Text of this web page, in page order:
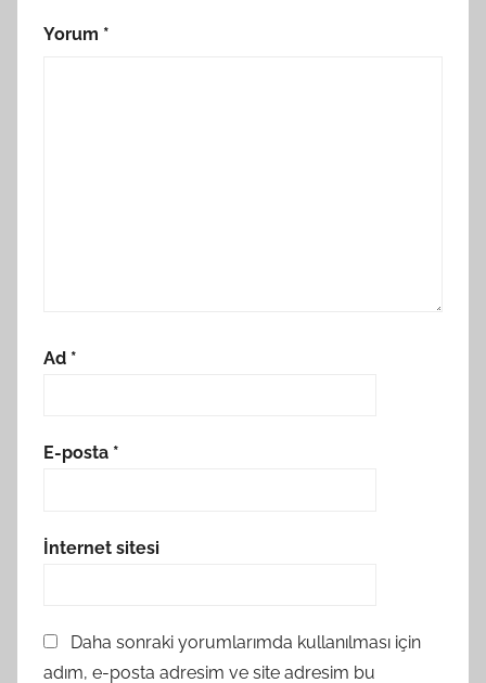
Yorum *
Ad *
E-posta *
İnternet sitesi
Daha sonraki yorumlarımda kullanılması için
adım, e-posta adresim ve site adresim bu